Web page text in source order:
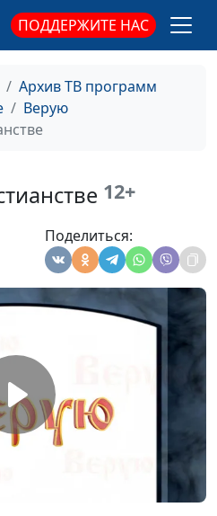
ПОДДЕРЖИТЕ НАС
Архив ТВ программ
Верую
12+
Поделиться:
Валерий Малышев,
библеист, аспирант
Российского
государственного
#467
Валерий Малышев,
библеист, аспирант
Российского
государственного
гуманитарного
Валерий Малышев,
Сергей Давидоглу,
библеист, аспирант
Российского